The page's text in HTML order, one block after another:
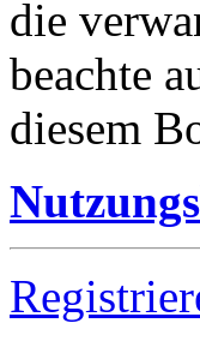
die
beachte
diesem